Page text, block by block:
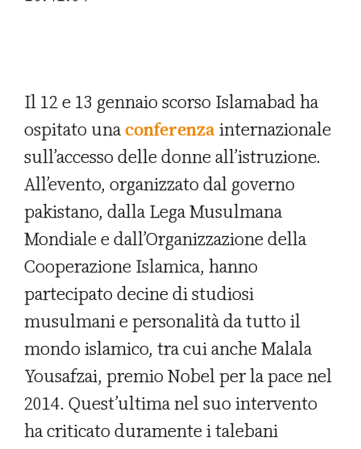
Il 12 e 13 gennaio scorso Islamabad ha
ospitato unaconferenzainternazionale
sull’accesso delle donne all’istruzione.
All’evento, organizzato dal governo
pakistano, dalla Lega Musulmana
Mondiale e dall’Organizzazione della
Cooperazione Islamica, hanno
partecipato decine di studiosi
musulmani e personalità da tutto il
mondo islamico, tra cui anche Malala
Yousafzai, premio Nobel per la pace nel
2014. Quest’ultima nel suo intervento
ha criticato duramente i talebani